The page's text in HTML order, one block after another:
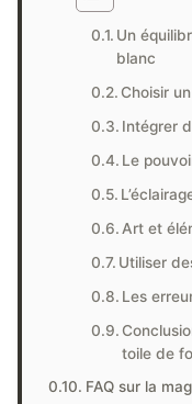
Un
blanc
Choisir
Intégrer
Le
Art et
Utiliser
Les
toile de
FAQ sur la